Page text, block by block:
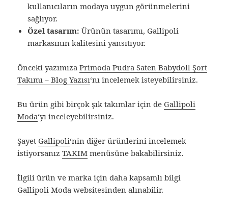
kullanıcıların modaya uygun görünmelerini
sağlıyor.
Özel tasarım: Ürünün tasarımı, Gallipoli
markasının kalitesini yansıtıyor.
Önceki yazımızaPrimoda Pudra Saten Babydoll Şort
Takımı – Blog Yazısı‘nı incelemek isteyebilirsiniz.
Bu ürün gibi birçok şık takımlar için de Gallipoli
Moda‘yı inceleyebilirsiniz.
Şayet Gallipoli‘nin diğer ürünlerini incelemek
istiyorsanızTAKIM menüsüne bakabilirsiniz.
İlgili ürün ve marka için daha kapsamlı bilgi
Gallipoli Moda websitesinden alınabilir.